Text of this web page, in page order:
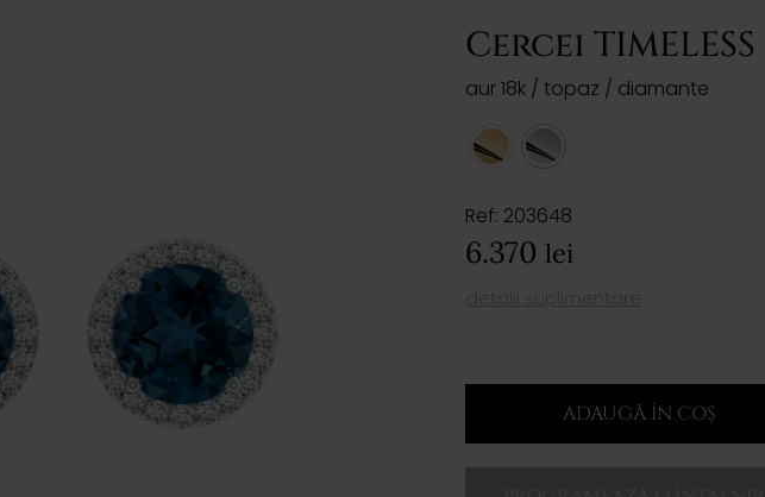
Cercei TIMELESS
aur 18k / topaz / diamante
Ref: 203648
6.370 lei
ADAUGĂ ÎN COȘ